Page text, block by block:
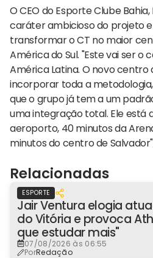
O CEO do Esporte Clube
caráter ambicioso do projeto
transformar o CT no maior
América do Sul. "Este vai ser
América Latina. O novo
incorporar toda a
que o grupo já tem a um
uma integração total. Ele está
aeroporto, 40 minutos da
minutos do centro de
Relacionadas
ESPORTE
Jair Ventura elogia
do Vitória e provoca
que estudar mais"
07/08/2026 às 06:55
PorRedação